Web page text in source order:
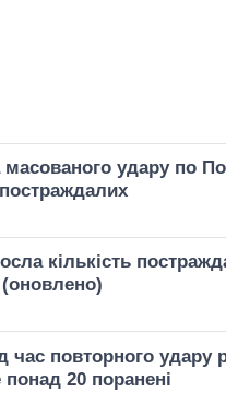
удару по
кількість
час повторного удару
20 поранені